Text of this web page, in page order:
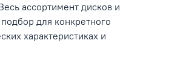
ассортимент дисков и
для конкретного
характеристиках и